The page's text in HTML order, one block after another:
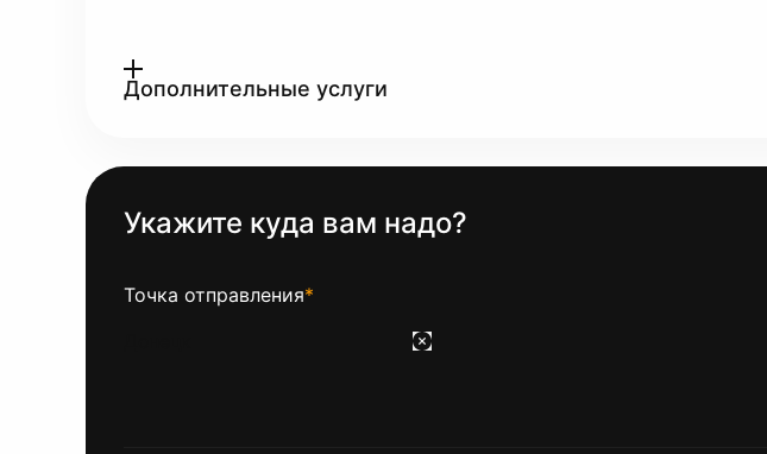
Дополнительные услуги
Укажите куда вам надо?
Точка отправления*